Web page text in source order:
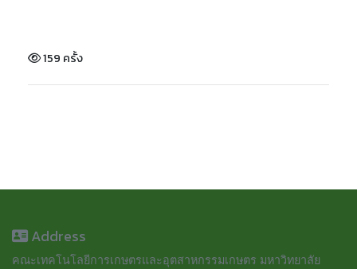
159 ครั้ง
Address
คณะเทคโนโลยีการเกษตรและอุตสาหกรรมเกษตร มหาวิทยาลัย